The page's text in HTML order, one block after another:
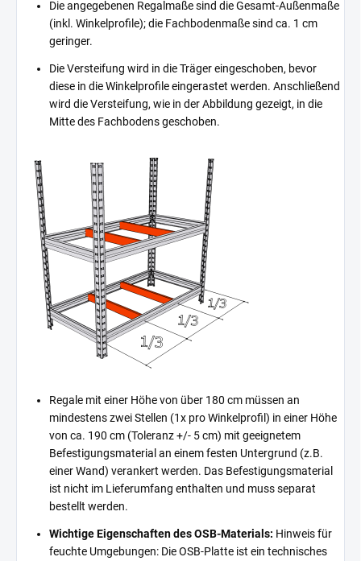
Die angegebenen Regalmaße sind die Gesamt-Außenmaße
(inkl. Winkelprofile); die Fachbodenmaße sind ca. 1 cm
geringer.
Die Versteifung wird in die Träger eingeschoben, bevor
diese in die Winkelprofile eingerastet werden. Anschließend
wird die Versteifung, wie in der Abbildung gezeigt, in die
Mitte des Fachbodens geschoben.
Regale mit einer Höhe von über 180 cm müssen an
mindestens zwei Stellen (1x pro Winkelprofil) in einer Höhe
von ca. 190 cm (Toleranz +/- 5 cm) mit geeignetem
Befestigungsmaterial an einem festen Untergrund (z.B.
einer Wand) verankert werden. Das Befestigungsmaterial
ist nicht im Lieferumfang enthalten und muss separat
bestellt werden.
Wichtige Eigenschaften des OSB-Materials: Hinweis für
feuchte Umgebungen: Die OSB-Platte ist ein technisches